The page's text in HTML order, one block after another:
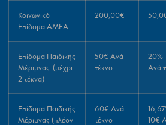
Κοινωνικό
Επίδομα ΑΜΕΑ
200,00€
Επίδομα Παιδικής
Μέριμνας (μέχρι
2 τέκνα)
50€ Ανά
τέκνο
20%
Ανά
Επίδομα Παιδικής
Μέριμνας (πλέον
60€ Ανά
τέκνο
10€